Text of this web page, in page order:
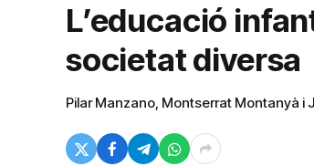
L’educació
societat diversa
Pilar Manzano, Montserrat Montanyà i